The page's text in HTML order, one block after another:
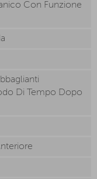
Con Funzione
Di Tempo Dopo